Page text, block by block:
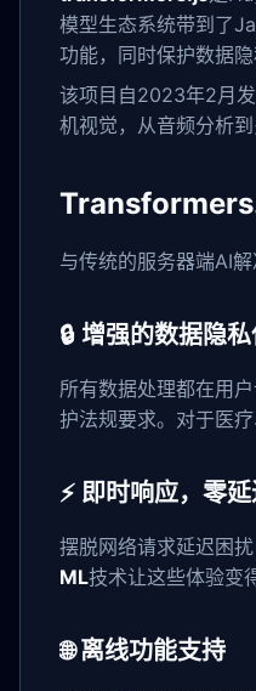
模型生态系统带到了
功能，同时保护数据隐
该项目自2023年2月
机视觉，从音频分析
与传统的服务器端AI解
🔒 增强的数据隐
所有数据处理都在用
护法规要求。对于医
⚡ 即时响应，零
摆脱网络请求延迟困
ML技术让这些体验变
🌐 离线功能支持